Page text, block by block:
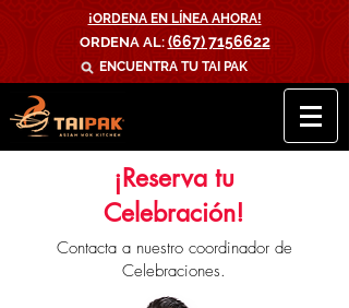
¡ORDENA EN LÍNEA AHORA!
ORDENA AL: (667) 7156622
ENCUENTRA TU TAI PAK
¡Reserva tu
Celebración!
Contacta a nuestro coordinador de
Celebraciones.